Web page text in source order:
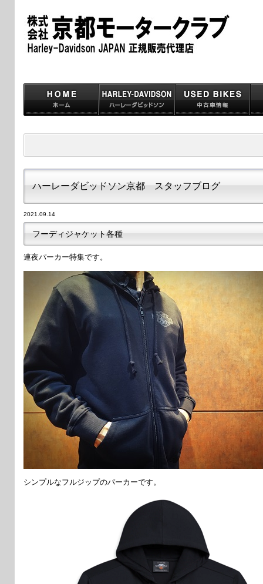
ハーレーダビッドソン京都 スタッフブログ
2021.09.14
フーディジャケット各種
連夜パーカー特集です。
シンプルなフルジップのパーカーです。